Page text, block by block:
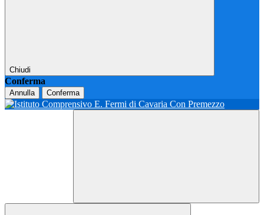
Chiudi
Conferma
Annulla Conferma